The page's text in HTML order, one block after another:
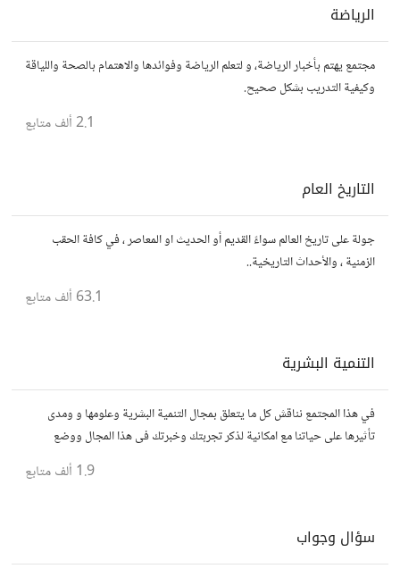
الرياضة
مجتمع يهتم بأخبار الرياضة، و لتعلم الرياضة وفوائدها والاهتمام بالصحة واللياقة
وكيفية التدريب بشكل صحيح.
2.1 ألف متابع
التاريخ العام
جولة على تاريخ العالم سواءً القديم أو الحديث او المعاصر ، في كافة الحقب
الزمنية ، والأحداث التاريخية..
63.1 ألف متابع
التنمية البشرية
في هذا المجتمع نناقش كل ما يتعلق بمجال التنمية البشرية وعلومها و ومدى
تأثيرها على حياتنا مع امكانية لذكر تجربتك وخبرتك فى هذا المجال ووضع
مقالات وروابط وفيديوهات مفيدة تعمل على التحفيز والنجاح والتقدم
1.9 ألف متابع
سؤال وجواب